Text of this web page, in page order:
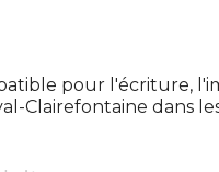
pour l'écriture,
Clairefontaine dans